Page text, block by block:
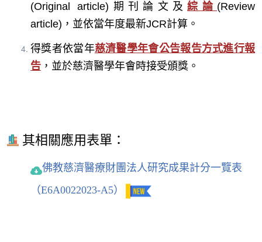
(Original article)期刊論文及綜論 (Review
article)，並依當年度最新JCR計算。
得獎者依當年慈濟醫學年會公告報告方式進行報
告 ，並於慈濟醫學年會時接受頒獎。
其相關應用表單：
佛教慈濟醫療財團法人研究成果計分一覽表
（E6A0022023-A5）